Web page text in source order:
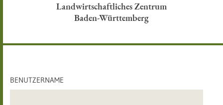
Landwirtschaftliches Zentrum
Baden-Württemberg
BENUTZERNAME